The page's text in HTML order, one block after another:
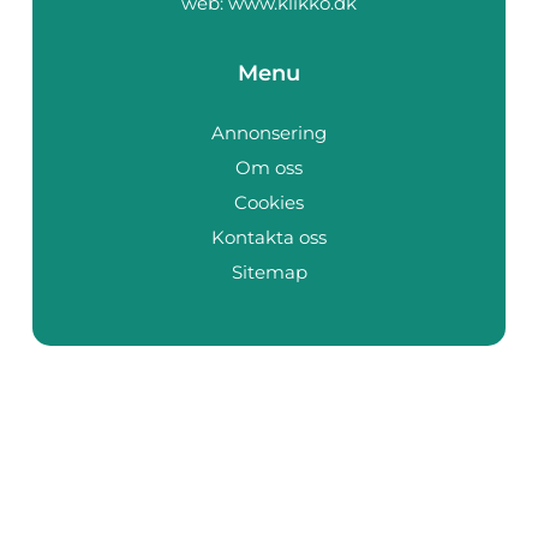
Menu
Annonsering
Om oss
Cookies
Kontakta oss
Sitemap